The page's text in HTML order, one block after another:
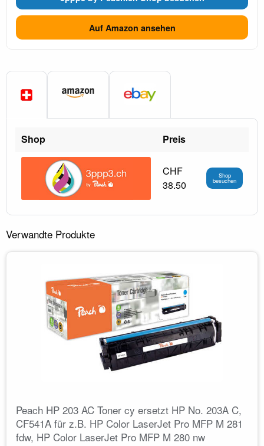
Auf Amazon ansehen
Shop Preis
CHF
38.50
Shop
besuchen
Verwandte Produkte
Peach HP 203 AC Toner cy ersetzt HP No. 203A C,
CF541A für z.B. HP Color LaserJet Pro MFP M 281
fdw, HP Color LaserJet Pro MFP M 280 nw